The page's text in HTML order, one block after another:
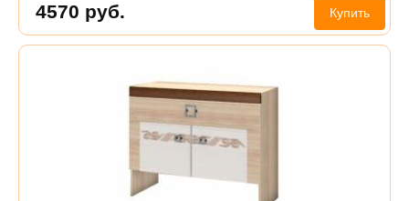
4570 руб. Купить